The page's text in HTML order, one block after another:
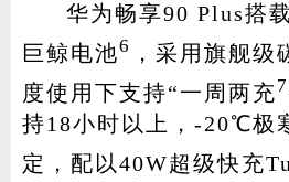
华为畅享90 Plus搭
巨鲸电池6
，采用旗舰级
度使用下支持“一周两充7
持18小时以上，-20℃极
定，配以40W超级快充